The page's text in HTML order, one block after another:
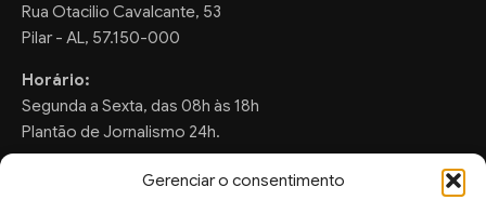
Gerenciar o consentimento
Rua Otacilio Cavalcante, 53
Pilar - AL, 57.150-000
Horário:
Segunda a Sexta, das 08h às 18h
Plantão de Jornalismo 24h.